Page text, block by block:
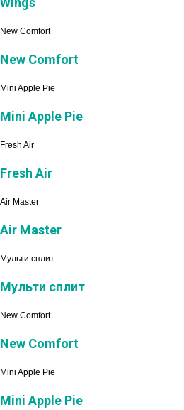
New Comfort
New Comfort
Mini Apple Pie
Mini Apple Pie
Fresh Air
Fresh Air
Air Master
Air Master
Мульти сплит
Мульти сплит
New Comfort
New Comfort
Mini Apple Pie
Mini Apple Pie